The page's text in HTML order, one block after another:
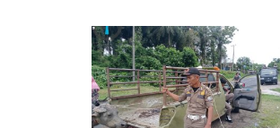
Lampung